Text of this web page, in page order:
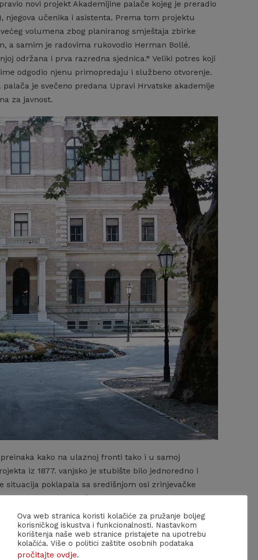
novi projekt Akademijine palače kojeg je preradio
njegova učenika i asistenta. Prema tom projektu
volumena zbog planiranog smještaja zbirke
a samim je radovima rukovodio Herman Bollé.
održana i prva razredna sjednica.* Veliki potres koji
odgodio njenu primopredaju i službeno otvorenje.
je svečeno predana Upravi Hrvatske akademije
za javnost.
kako na ulaznoj fronti tako i u samoj
iz 1877. vanjsko je stubište bilo jednoredno i
poklapala sa središnjom osi zrinjevačke
na strmo stubište koje je vodilo posred osi
vodile do prvog kata. Takva je regulacija iznađena u
zbirka, odvoji od ostalog prostora.
Vraniczany-Hafner, gdje se i danas nalazi, postupno
Taj je zahvat konačno i realiziran 1947. – 1948.
Ova web stranica koristi kolačiće za pružanje boljeg
korisničkog iskustva i funkcionalnosti. Nastavkom
korištenja naše web stranice pristajete na upotrebu
kolačića. Više o politici zaštite osobnih podataka
pročitajte ovdje.